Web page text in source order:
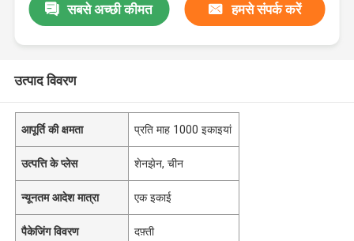
सबसे अच्छी कीमत हमसे संपर्क करें
उत्पाद विवरण
आपूर्ति की क्षमता प्रति माह 1000 इकाइयां
उत्पत्ति के प्लेस शेनझेन, चीन
न्यूनतम आदेश मात्रा एक इकाई
पैकेजिंग विवरण दफ़्ती